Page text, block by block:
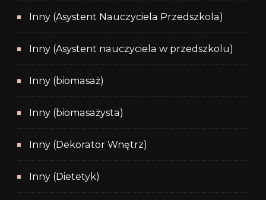
Inny (Asystent Nauczyciela Przedszkola)
Inny (Asystent nauczyciela w przedszkolu)
Inny (biomasaż)
Inny (biomasażysta)
Inny (Dekorator Wnętrz)
Inny (Dietetyk)